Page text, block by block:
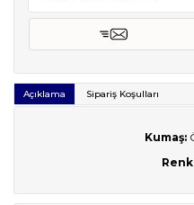
Açıklama Sipariş Koşulları
Kumaş:
Renk